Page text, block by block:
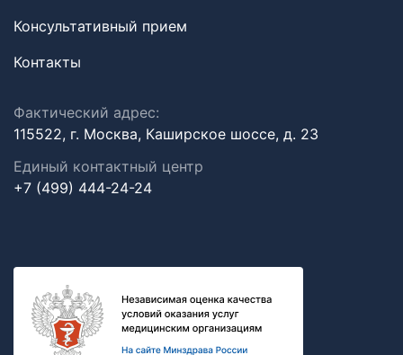
Консультативный прием
Контакты
Фактический адрес:
115522, г. Москва, Каширское шоссе, д. 23
Единый контактный центр
+7 (499) 444-24-24